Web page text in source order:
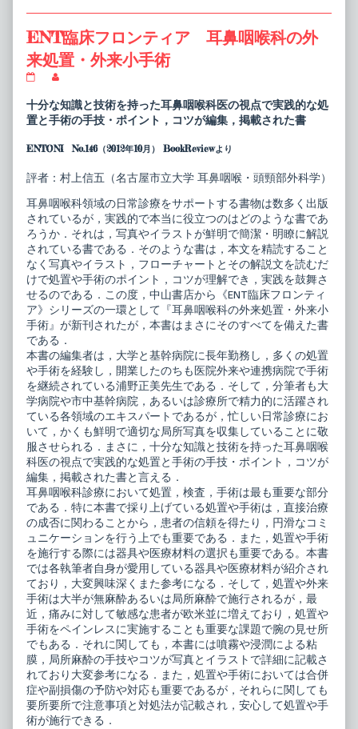
ENT臨床フロンティア 耳鼻咽喉科の外
来処置・外来小手術
ENT
床
フ
ロ
テ
ア
耳
鼻
咽
喉
科
の
外
来
処
置・
外
来
小
手
術
published
on
posts
by
the
of
臨
床
フ
ロ
ン
ィ
ア
耳
鼻
咽
喉
科
の
外
来
処
置・
外
来
小
手
術,
十分な知識と技術を持った耳鼻咽喉科医の視点で実践的な処
置と手術の手技・ポイント，コツが編集，掲載された書
ENTONI No.146（2012年10月） BookReviewより
評者：村上信五（名古屋市立大学 耳鼻咽喉・頭頸部外科学）
耳鼻咽喉科領域の日常診療をサポートする書物は数多く出版
されているが，実践的で本当に役立つのはどのような書であ
ろうか．それは，写真やイラストが鮮明で簡潔・明瞭に解説
されている書である．そのような書は，本文を精読すること
なく写真やイラスト，フローチャートとその解説文を読むだ
けで処置や手術のポイント，コツが理解でき，実践を鼓舞さ
せるのである．この度，中山書店から《ENT臨床フロンティ
ア》シリーズの一環として『耳鼻咽喉科の外来処置・外来小
手術』が新刊されたが，本書はまさにそのすべてを備えた書
である．
本書の編集者は，大学と基幹病院に長年勤務し，多くの処置
や手術を経験し，開業したのちも医院外来や連携病院で手術
を継続されている浦野正美先生である．そして，分筆者も大
学病院や市中基幹病院，あるいは診療所で精力的に活躍され
ている各領域のエキスパートであるが，忙しい日常診療にお
いて，かくも鮮明で適切な局所写真を収集していることに敬
服させられる．まさに，十分な知識と技術を持った耳鼻咽喉
科医の視点で実践的な処置と手術の手技・ポイント，コツが
編集，掲載された書と言える．
耳鼻咽喉科診療において処置，検査，手術は最も重要な部分
である．特に本書で採り上げている処置や手術は，直接治療
の成否に関わることから，患者の信頼を得たり，円滑なコミ
ュニケーションを行う上でも重要である．また，処置や手術
を施行する際には器具や医療材料の選択も重要である。本書
では各執筆者自身が愛用している器具や医療材料が紹介され
ており，大変興味深くまた参考になる．そして，処置や外来
手術は大半が無麻酔あるいは局所麻酔で施行されるが，最
近，痛みに対して敏感な患者が欧米並に増えており，処置や
手術をペインレスに実施することも重要な課題で腕の見せ所
でもある．それに関しても，本書には噴霧や浸潤による粘
膜，局所麻酔の手技やコツが写真とイラストで詳細に記載さ
れており大変参考になる．また，処置や手術においては合併
症や副損傷の予防や対応も重要であるが，それらに関しても
要所要所で注意事項と対処法が記載され，安心して処置や手
術が施行できる．